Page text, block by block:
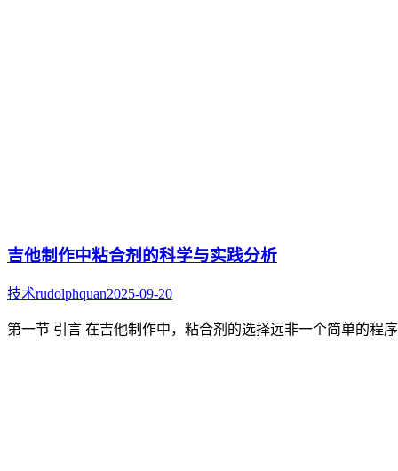
吉他制作中粘合剂的科学与实践分析
技术rudolphquan2025-09-20
第一节 引言 在吉他制作中，粘合剂的选择远非一个简单的